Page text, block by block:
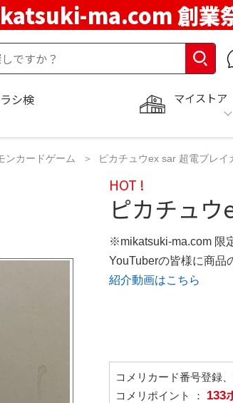
ma.com 創業
マイストア
シ検
ンカードゲーム ピカチュウex sar 超電ブレイ
HOT !
ピカチュ
※mikatsuki-ma.com 限
YouTuberの皆様に商品
紹介動画はこちら
コメリカード番号登録
コメリポイント ： 133